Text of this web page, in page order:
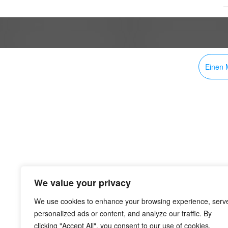
We value your privacy
We use cookies to enhance your browsing experience,
personalized ads or content, and analyze our traffic. By
clicking "Accept All", you consent to our use of cookies.
Einen